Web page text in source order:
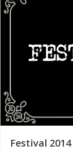
Festival 2014